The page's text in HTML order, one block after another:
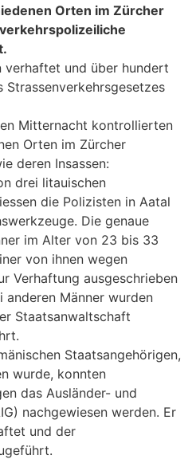
Orten im Zürcher
verhaftet und über hundert
Strassenverkehrsgesetzes
Mitternacht kontrollierten
Orten im Zürcher
deren Insassen:
drei litauischen
die Polizisten in Aatal
Die genaue
im Alter von 23 bis 33
von ihnen wegen
Verhaftung ausgeschrieben
anderen Männer wurden
Staatsanwaltschaft
Staatsangehörigen,
wurde, konnten
das Ausländer- und
nachgewiesen werden. Er
und der